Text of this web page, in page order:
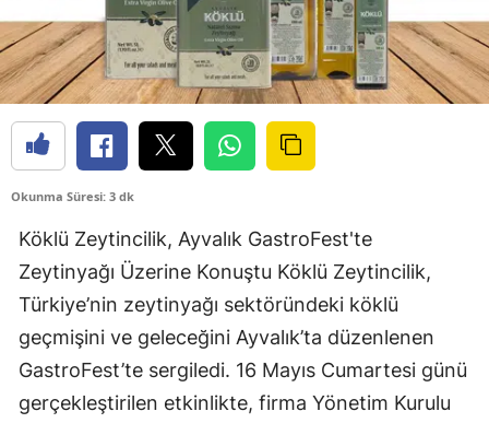
Okunma Süresi: 3 dk
Köklü Zeytincilik, Ayvalık GastroFest'te
Zeytinyağı Üzerine Konuştu Köklü Zeytincilik,
Türkiye’nin zeytinyağı sektöründeki köklü
geçmişini ve geleceğini Ayvalık’ta düzenlenen
GastroFest’te sergiledi. 16 Mayıs Cumartesi günü
gerçekleştirilen etkinlikte, firma Yönetim Kurulu